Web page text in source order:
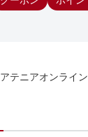
アテニアオンライン